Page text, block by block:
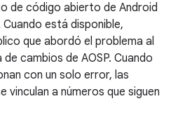
de código abierto de Android
está disponible,
que abordó el problema al
cambios de AOSP. Cuando
con un solo error, las
vinculan a números que siguen